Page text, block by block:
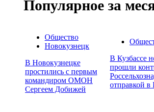
Популярное за
Общество
Новокузнецк
В Новокузнецке
простились с первым
командиром ОМОН
Сергеем Добижей
В Кузбассе
прошли
отправкой в